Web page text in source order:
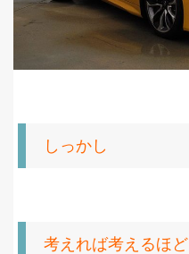
しっかし
考えれば考えるほど